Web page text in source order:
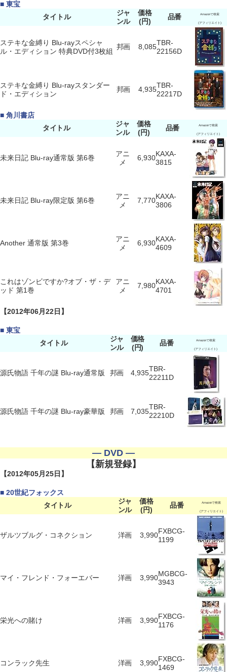
■ 東宝
タイトル
ジャ
ンル
価格
(円)
品番 Amazonで検索
(アフィリエイト)
ステキな金縛り Blu-rayスペシャ
ル・エディション 特典DVD付3枚組
邦画 8,085TBR-
22156D
ステキな金縛り Blu-rayスタンダー
ド・エディション
邦画 4,935TBR-
22217D
■ 角川書店
タイトル
ジャ
ンル
価格
(円)
品番 Amazonで検索
(アフィリエイト)
未来日記 Blu-ray通常版 第6巻
アニ
メ
6,930KAXA-
3815
未来日記 Blu-ray限定版 第6巻
アニ
メ
7,770KAXA-
3806
Another 通常版 第3巻
アニ
メ
6,930KAXA-
4609
これはゾンビですか?オブ・ザ・デ
ッド 第1巻
アニ
メ
7,980KAXA-
4701
【2012年06月22日】
■ 東宝
タイトル
ジャ
ンル
価格
(円)
品番 Amazonで検索
(アフィリエイト)
源氏物語 千年の謎 Blu-ray通常版 邦画 4,935TBR-
22211D
源氏物語 千年の謎 Blu-ray豪華版 邦画 7,035
TBR-
22210D
― DVD ―
【新規登録】
【2012年05月25日】
■ 20世紀フォックス
タイトル
ジャ
ンル
価格
(円)
品番 Amazonで検索
(アフィリエイト)
ザルツブルグ・コネクション 洋画 3,990FXBCG-
1199
マイ・フレンド・フォーエバー 洋画 3,990MGBCG-
3943
栄光への賭け 洋画 3,990FXBCG-
1176
コンラック先生 洋画 3,990FXBCG-
1469